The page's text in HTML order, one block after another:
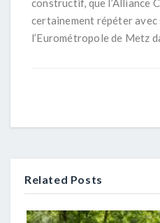
constructif, que l’Alliance
certainement répéter avec
l’Eurométropole de Metz
Related Posts